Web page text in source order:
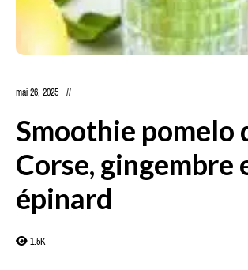
mai 26, 2025
Smoothie pomelo
Corse, gingembre
épinard
1.5K